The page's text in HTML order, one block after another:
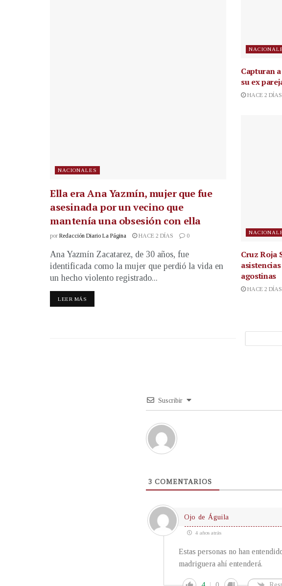
NACIONALES
Ella era Ana Yazmín, mujer que fue
asesinada por un vecino que
mantenía una obsesión con ella
por Redacción Diario La Página HACE 2 DÍAS 0
Ana Yazmín Zacatarez, de 30 años, fue
identificada como la mujer que perdió la vida en
un hecho violento registrado...
LEER MÁS
Capturan
su ex
HACE 2 DÍAS
Cruz Roja
agostinas
HACE 2 DÍAS
Suscribir
3 COMENTARIOS
Ojo de Águila
4 años atrás
Estas personas no han
madriguera ahí entenderá.